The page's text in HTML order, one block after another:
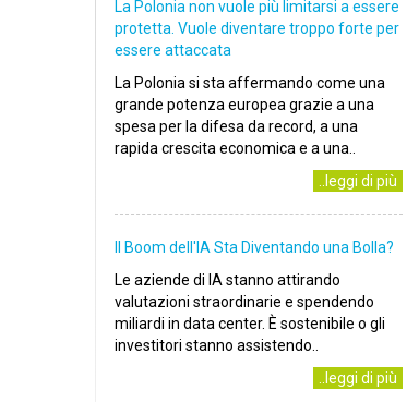
La Polonia non vuole più limitarsi a essere
protetta. Vuole diventare troppo forte per
essere attaccata
La Polonia si sta affermando come una
grande potenza europea grazie a una
spesa per la difesa da record, a una
rapida crescita economica e a una..
..leggi di più
Il Boom dell'IA Sta Diventando una Bolla?
Le aziende di IA stanno attirando
valutazioni straordinarie e spendendo
miliardi in data center. È sostenibile o gli
investitori stanno assistendo..
..leggi di più